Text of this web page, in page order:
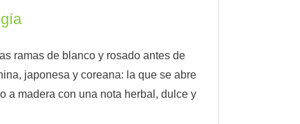
ramas de blanco y rosado antes de
japonesa y coreana: la que se abre
a madera con una nota herbal, dulce y